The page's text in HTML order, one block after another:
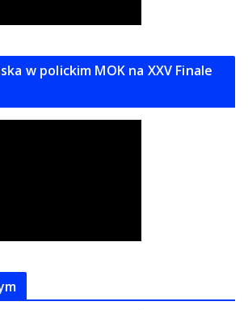
w polickim MOK na XXV Finale